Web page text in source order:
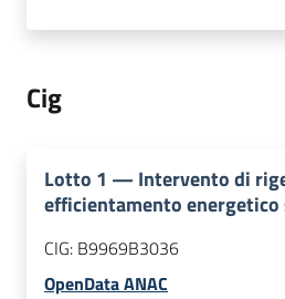
Cig
Lotto 1 — Intervento di
efficientamento
CIG: B9969B3036
OpenData ANAC